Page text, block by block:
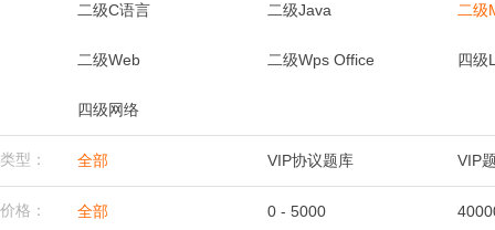
二级C语言 二级Java 二级
二级Web 二级Wps Office 四级
四级网络
类型： 全部 VIP协议题库 VIP
价格： 全部 0 - 5000